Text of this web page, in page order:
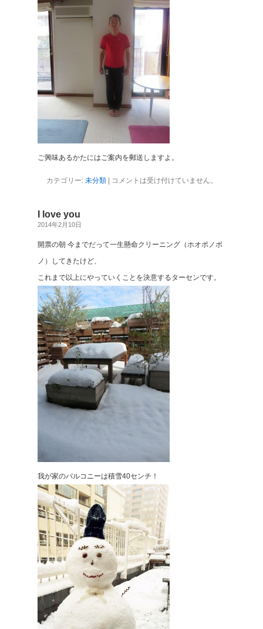
ご興味あるかたにはご案内を郵送しますよ。
カテゴリー: 未分類| コメントは受け付けていません。
I love you
2014年2月10日
開票の朝 今までだって一生懸命クリーニング（ホオポノポ
ノ）してきたけど、
これまで以上にやっていくことを決意するターセンです。
我が家のバルコニーは積雪40センチ！